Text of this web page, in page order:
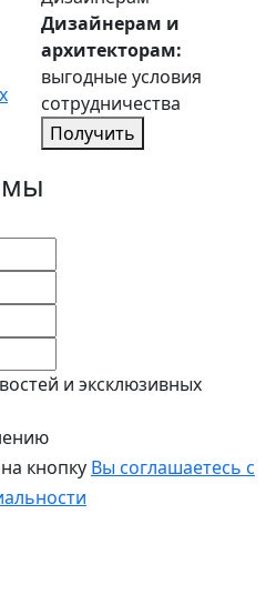
Дизайнерам и
архитекторам:
выгодные условия
сотрудничества
Получить
и эксклюзивных
кнопку Вы соглашаетесь с